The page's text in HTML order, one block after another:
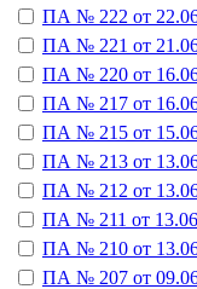
ПА № 222 от
ПА № 221 от
ПА № 220 от
ПА № 217 от
ПА № 215 от
ПА № 213 от
ПА № 212 от
ПА № 211 от
ПА № 210 от
ПА № 207 от